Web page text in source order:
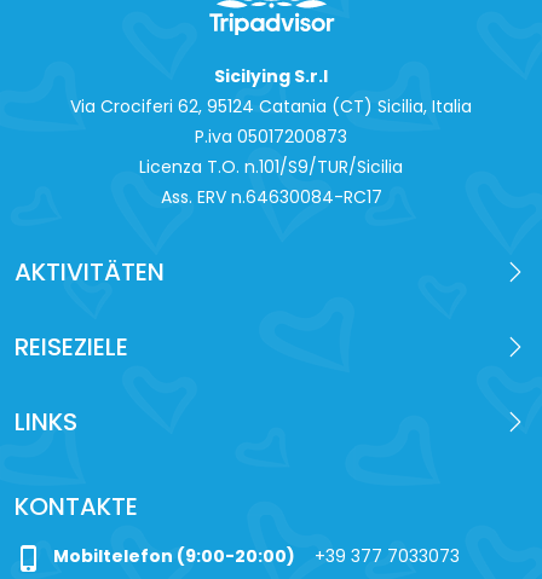
Sicilying S.r.l
Via Crociferi 62, 95124 Catania (CT) Sicilia, Italia
P.iva 0‍5017200873
Licenza T.O. n.101/S9/TUR/Sicilia
Ass. ERV n.64630084-RC17
AKTIVITÄTEN
REISEZIELE
LINKS
KONTAKTE
phone_iphone Mobiltelefon (9:00-20:00) +39 377 7033073